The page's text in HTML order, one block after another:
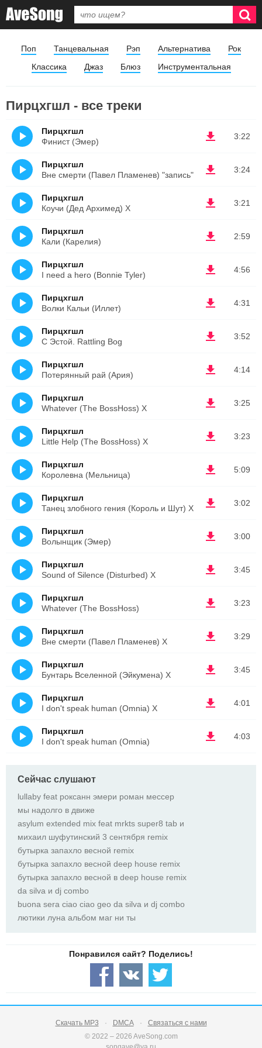
Поп Танцевальная Рэп Альтернатива
Рок
Классика
Джаз Блюз Инструментальная
Пирцхгшл - все треки
3:22
Пирцхгшл
Финист (Эмер)
3:24
Пирцхгшл
Вне смерти (Павел Пламенев) "запись"
3:21
Пирцхгшл
Коучи (Дед Архимед) Х
2:59
Пирцхгшл
Кали (Карелия)
4:56
Пирцхгшл
I need a hero (Bonnie Tyler)
4:31
Пирцхгшл
Волки Кальи (Иллет)
3:52
Пирцхгшл
С Эстой. Rattling Bog
4:14
Пирцхгшл
Потерянный рай (Ария)
3:25
Пирцхгшл
Whatever (The BossHoss) X
3:23
Пирцхгшл
Little Help (The BossHoss) X
5:09
Пирцхгшл
Королевна (Мельница)
3:02
Пирцхгшл
Танец злобного гения (Король и Шут) Х
3:00
Пирцхгшл
Волынщик (Эмер)
3:45
Пирцхгшл
Sound of Silence (Disturbed) X
3:23
Пирцхгшл
Whatever (The BossHoss)
3:29
Пирцхгшл
Вне смерти (Павел Пламенев) Х
3:45
Пирцхгшл
Бунтарь Вселенной (Эйкумена) Х
4:01
Пирцхгшл
I don't speak human (Omnia) Х
4:03
Пирцхгшл
I don't speak human (Omnia)
Сейчас слушают
lullaby feat роксанн эмери роман мессер
мы надолго в движе
asylum extended mix feat mrkts super8 tab и
михаил шуфутинский 3 сентября remix
бутырка запахло весной remix
бутырка запахло весной deep house remix
бутырка запахло весной в deep house remix
da silva и dj combo
buona sera ciao ciao geo da silva и dj combo
лютики луна альбом маг ни ты
Скачать MP3 DMCA
Связаться с нами
© 2022 – 2026 AveSong.com